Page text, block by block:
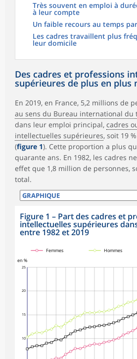
Très souvent en emploi à
à leur compte
Un faible recours au temps
Les cadres travaillent plus
leur domicile
Des cadres et professions
supérieures de plus en plus
En 2019, en France, 5,2 millions de
au sens du Bureau international du
dans leur emploi principal, cadres
intellectuelles supérieures, soit 19
(figure 1). Cette proportion a plus
quarante ans. En 1982, les cadres
effet que 1,8 million de personnes,
total.
Figure 1 – Part des cadres et
intellectuelles supérieures
entre 1982 et 2019
10
15
20
25
en %
Femmes Hommes